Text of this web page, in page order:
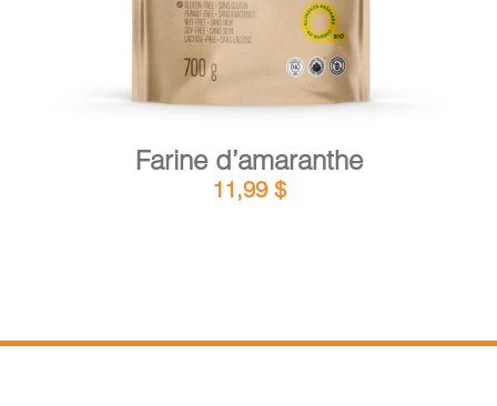
Farine d’amaranthe
11,99 $